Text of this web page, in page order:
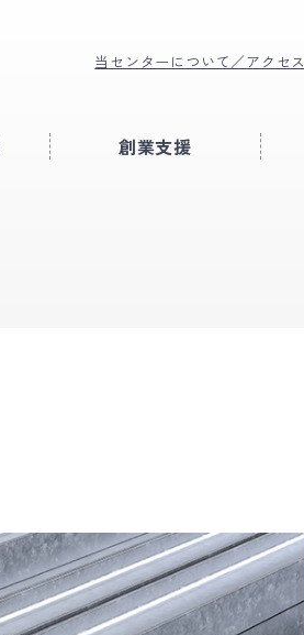
当センターについて／アクセス
創業支援